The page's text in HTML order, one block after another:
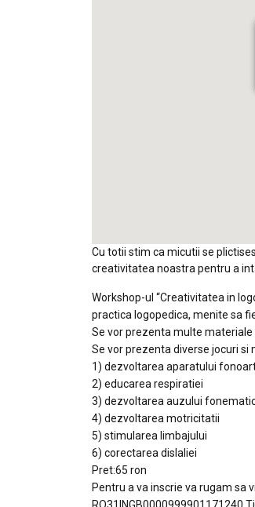
Cu totii stim ca micutii se
creativitatea noastra pentru a
Workshop-ul “Creativitatea in
practica logopedica, menite sa
Se vor prezenta multe materiale
Se vor prezenta diverse jocuri si
1) dezvoltarea aparatului
2) educarea respiratiei
3) dezvoltarea auzului
4) dezvoltarea motricitatii
5) stimularea limbajului
6) corectarea dislaliei
Pret:65 ron
Pentru a va inscrie va rugam sa
RO31INGB0000999901171240